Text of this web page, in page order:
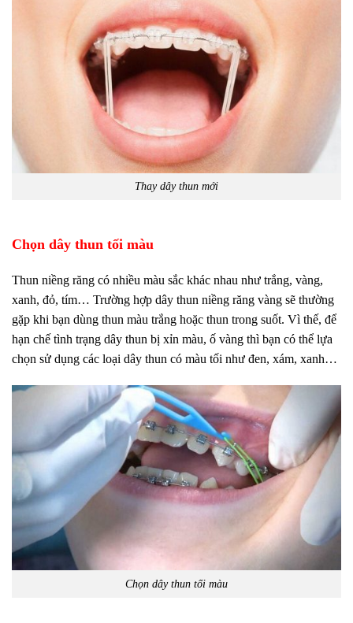
Thay dây thun mới
Chọn dây thun tối màu
Thun niềng răng có nhiều màu sắc khác nhau như trắng, vàng,
xanh, đỏ, tím… Trường hợp dây thun niềng răng vàng sẽ thường
gặp khi bạn dùng thun màu trắng hoặc thun trong suốt. Vì thế, để
hạn chế tình trạng dây thun bị xỉn màu, ố vàng thì bạn có thể lựa
chọn sử dụng các loại dây thun có màu tối như đen, xám, xanh…
Chọn dây thun tối màu